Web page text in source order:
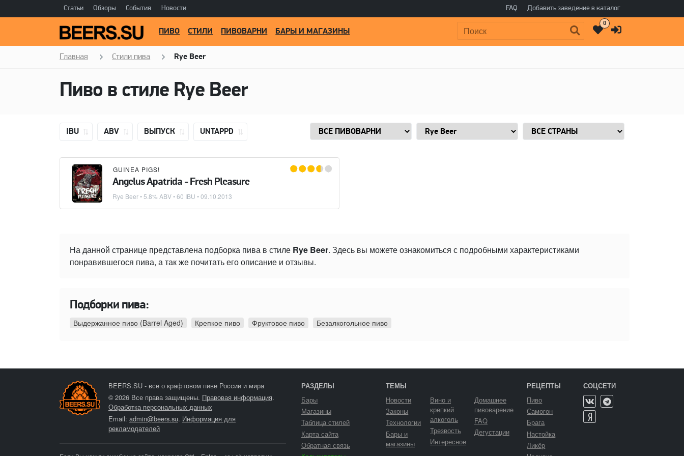
Статьи Обзоры События Новости FAQ Добавить заведение в каталог
Поиск:
ПИВО СТИЛИ ПИВОВАРНИ БАРЫ И МАГАЗИНЫ
0
Главная Стили пива Rye Beer
Пиво в стиле Rye Beer
IBU ABV ВЫПУСК UNTAPPD
GUINEA PIGS!
Angelus Apatrida - Fresh Pleasure
Rye Beer• 5.8% ABV • 60 IBU •09.10.2013
На данной странице представлена подборка пива в стиле Rye Beer. Здесь вы можете ознакомиться с подробными характеристиками
понравившегося пива, а так же почитать его описание и отзывы.
Подборки пива:
Выдержанное пиво (Barrel Aged) Крепкое пиво Фруктовое пиво Безалкогольное пиво
BEERS.SU - все о крафтовом пиве России и мира
© 2026 Все права защищены. Правовая информация.
Обработка персональных данных
Email: admin@beers.su. Информация для
рекламодателей
РАЗДЕЛЫ
Бары
Магазины
Таблица стилей
Карта сайта
Обратная связь
ТЕМЫ
Новости
Законы
Технологии
Бары и
магазины
Вино и
крепкий
алкоголь
Трезвость
Интересное
Домашнее
пивоварение
FAQ
Дегустации
РЕЦЕПТЫ
Пиво
Самогон
Брага
Настойка
Ликёр
СОЦСЕТИ